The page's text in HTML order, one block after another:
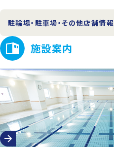
駐輪場・駐車場・その他店舗情報
施設案内